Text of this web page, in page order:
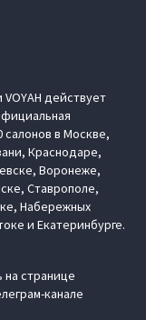
действует
салонов в Москве,
Краснодаре,
Воронеже,
Ставрополе,
Набережных
и Екатеринбурге.
на странице
канале